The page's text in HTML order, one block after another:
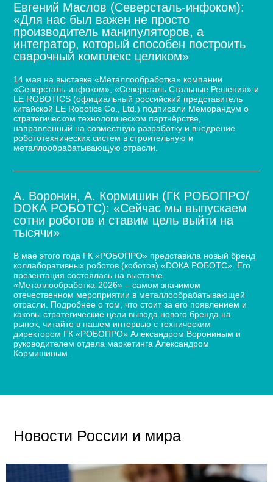
Евгений Маслов (Северсталь-инфоком):
«Для нас был важен не просто
производитель манипуляторов, а
интегратор, который способен построить
сварочный комплекс целиком»
14 мая на выставке «Металлообработка» компании
«Северсталь-инфоком», «Северсталь Стальные Решения» и
LE ROBOTICS (официальный российский представитель
китайской LE Robotics Co., Ltd.) подписали Меморандум о
стратегическом технологическом партнёрстве,
направленный на совместную разработку и внедрение
робототехнических систем в строительную и
металлообрабатывающую отрасли.
А. Воронин, А. Кормишин (ГК РОБОПРО/
DOКА РОБОТС): «Сейчас мы выпускаем
сотни роботов и ставим цель выйти на
тысячи»
В мае этого года ГК «РОБОПРО» представила новый бренд
коллаборативных роботов (коботов) «DОКА РОБОТС». Его
презентация состоялась на выставке
«Металлообработка-2026» – самом значимом
отечественном мероприятии в металлообрабатывающей
отрасли. Подробнее о том, что стоит за его появлением и
каковы стратегические цели вывода нового бренда на
рынок, читайте в нашем интервью с техническим
директором ГК «РОБОПРО» Александром Ворониным и
руководителем отдела маркетинга Александром
Кормишиным.
Новости России и мира